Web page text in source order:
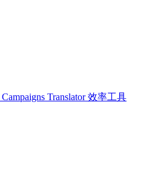
Campaigns Translator效率工具